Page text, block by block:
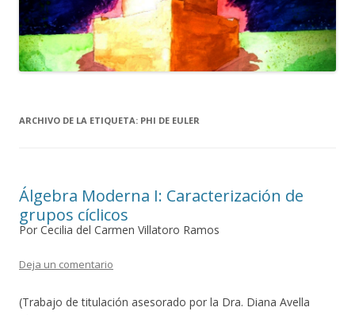
ARCHIVO DE LA ETIQUETA: PHI DE EULER
Álgebra Moderna I: Caracterización de
grupos cíclicos
Por Cecilia del Carmen Villatoro Ramos
Deja un comentario
(Trabajo de titulación asesorado por la Dra. Diana Avella